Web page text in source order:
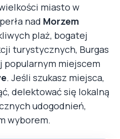
miasto w
nad Morzem
plaż, bogatej
turystycznych, Burgas
popularnym miejscem
. Jeśli szukasz miejsca,
delektować się lokalną
udogodnień,
wyborem.